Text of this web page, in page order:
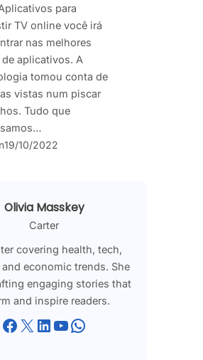
para
TV online você irá
nas melhores
aplicativos. A
tomou conta de
vistas num piscar
Tudo que
19/10/2022
Olivia Masskey
Carter
covering health, tech,
economic trends. She
engaging stories that
and inspire readers.
Facebook X LinkedIn YouTube WhatsApp